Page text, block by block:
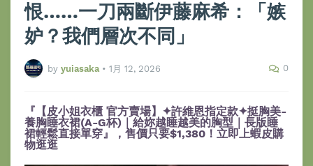
恨……一刀兩斷伊藤麻希：「嫉
妒？我們層次不同」
by yuiasaka • 1月 12, 2026 0
『【皮小姐衣櫃 官方賣場】✦許維恩指定款✦挺胸美-
養胸睡衣裙(A-G杯)｜給妳越睡越美的胸型｜長版睡
裙輕鬆直接單穿』，售價只要$1,380！立即上蝦皮購
物逛逛